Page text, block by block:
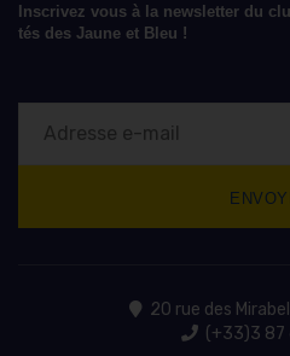
Inscrivez vous à la newsletter du
tés des Jaune et Bleu !
20 rue des
(+33)3 87